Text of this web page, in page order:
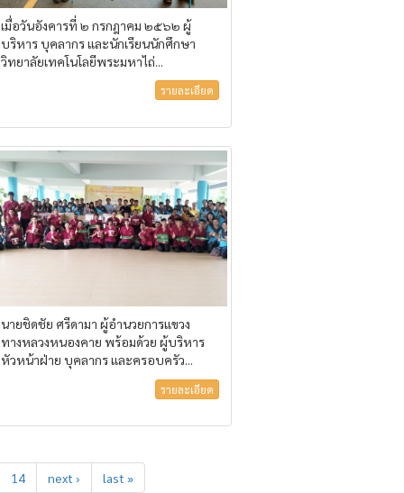
เมื่อวันอังคารที่ ๒ กรกฎาคม ๒๕๖๒ ผู้
บริหาร บุคลากร และนักเรียนนักศึกษา
วิทยาลัยเทคโนโลยีพระมหาไถ่...
รายละเอียด
นายชิดชัย ศรีดามา ผู้อำนวยการแขวง
ทางหลวงหนองคาย พร้อมด้วย ผู้บริหาร
หัวหน้าฝ่าย บุคลากร และครอบครัว...
รายละเอียด
14 next › last »